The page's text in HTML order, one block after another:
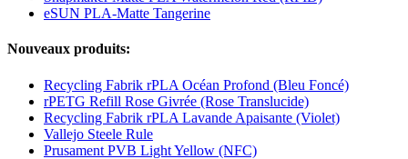
eSUN PLA-Matte Tangerine
Nouveaux produits:
Recycling Fabrik rPLA Océan Profond (Bleu Foncé)
rPETG Refill Rose Givrée (Rose Translucide)
Recycling Fabrik rPLA Lavande Apaisante (Violet)
Vallejo Steele Rule
Prusament PVB Light Yellow (NFC)